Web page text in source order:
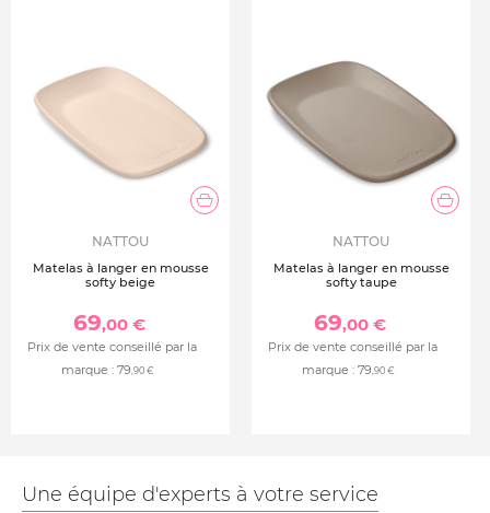
NATTOU
Matelas à langer en mousse
softy beige
69,00 €
Prix de vente conseillé par la
marque : 79,90 €
NATTOU
Matelas à langer en mousse
softy taupe
69,00 €
Prix de vente conseillé par la
marque : 79,90 €
Une équipe d'experts à votre service